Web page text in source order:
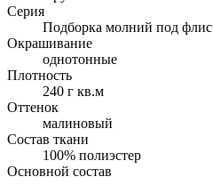
Серия
Подборка молний под флис
Окрашивание
однотонные
Плотность
240 г кв.м
Оттенок
малиновый
Состав ткани
100% полиэстер
Основной состав